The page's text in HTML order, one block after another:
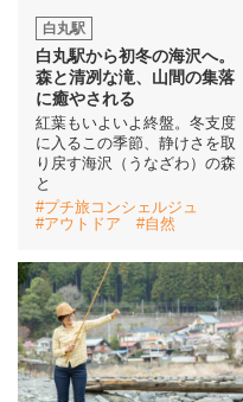
白丸駅
白丸駅から初冬の海沢へ。
森と清冽な滝、山間の集落
に癒やされる
紅葉もいよいよ終盤。冬支度
に入るこの季節、静けさを取
り戻す海沢（うなざわ）の森
と
#プチ旅コンシェルジュ
#アウトドア
#自然